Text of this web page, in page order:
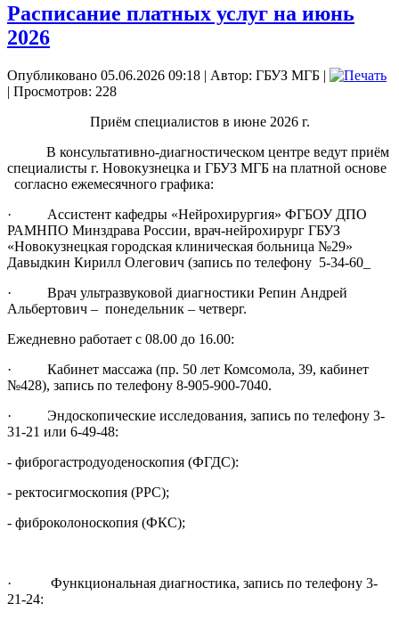
Расписание платных услуг на июнь
2026
Опубликовано 05.06.2026 09:18 | Автор: ГБУЗ МГБ |
| Просмотров: 228
Приём специалистов в июне 2026 г.
В консультативно-диагностическом центре ведут приём
специалисты г. Новокузнецка и ГБУЗ МГБ на платной основе
согласно ежемесячного графика:
· Ассистент кафедры «Нейрохирургия» ФГБОУ ДПО
РАМНПО Минздрава России, врач-нейрохирург ГБУЗ
«Новокузнецкая городская клиническая больница №29»
Давыдкин Кирилл Олегович (запись по телефону 5-34-60_
· Врач ультразвуковой диагностики Репин Андрей
Альбертович – понедельник – четверг.
Ежедневно работает с 08.00 до 16.00:
· Кабинет массажа (пр. 50 лет Комсомола, 39, кабинет
№428), запись по телефону 8-905-900-7040.
· Эндоскопические исследования, запись по телефону 3-
31-21 или 6-49-48:
- фиброгастродуоденоскопия (ФГДС):
- ректосигмоскопия (РРС);
- фиброколоноскопия (ФКС);
· Функциональная диагностика, запись по телефону 3-
21-24: